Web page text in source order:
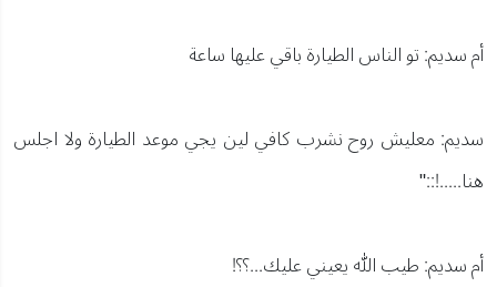
أم سديم: تو الناس الطيارة باقي عليها ساعة
سديم: معليش روح نشرب كافي لين يجي موعد الطيارة ولا اجلس
هنا.....!::"
أم سديم: طيب الله يعيني عليك...؟؟!